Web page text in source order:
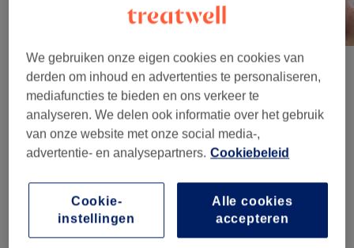
Reviews
4,9 436 reviews
Ambiance
We gebruiken onze eigen cookies en cookies van
derden om inhoud en advertenties te personaliseren,
mediafuncties te bieden en ons verkeer te
analyseren. We delen ook informatie over het gebruik
van onze website met onze social media-,
advertentie- en analysepartners. Cookiebeleid
Alle cookies
accepteren
Cookie-
instellingen